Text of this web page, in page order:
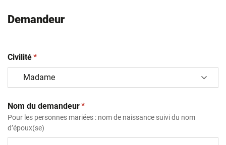
Demandeur
Civilité(obligatoire)
*
Nom du demandeur(obligatoire)
*
Pour les personnes mariées : nom de naissance suivi du nom
d’époux(se)